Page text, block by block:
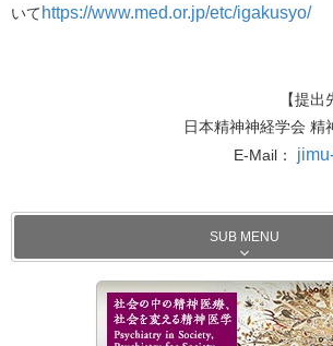
いてhttps://www.med.or.jp/etc/igakusyo/
【提
日本精神神経学会 精
E-Mail：
SUB MENU